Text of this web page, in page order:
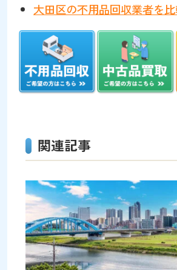
大田区の不用品回収業者を
関連記事